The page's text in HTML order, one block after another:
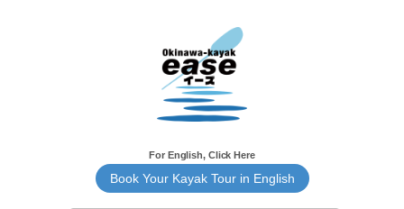
For English, Click Here
Book Your Kayak Tour in English